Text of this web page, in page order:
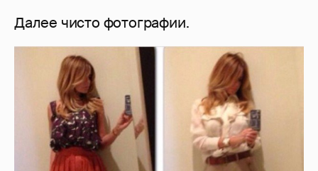
Далее чисто фотографии.